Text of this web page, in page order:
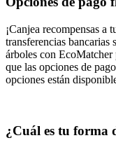
¡Canjea recompensas a
transferencias bancarias
árboles con EcoMatcher
que las opciones de
opciones están
¿Cuál es tu forma